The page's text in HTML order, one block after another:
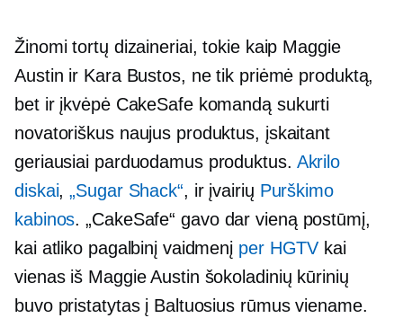
Žinomi tortų dizaineriai, tokie kaip Maggie
Austin ir Kara Bustos, ne tik priėmė produktą,
bet ir įkvėpė CakeSafe komandą sukurti
novatoriškus naujus produktus, įskaitant
geriausiai parduodamus produktus. Akrilo
diskai,„Sugar Shack“, ir įvairių Purškimo
kabinos. „CakeSafe“ gavo dar vieną postūmį,
kai atliko pagalbinį vaidmenį per HGTV kai
vienas iš Maggie Austin šokoladinių kūrinių
buvo pristatytas į Baltuosius rūmus viename.